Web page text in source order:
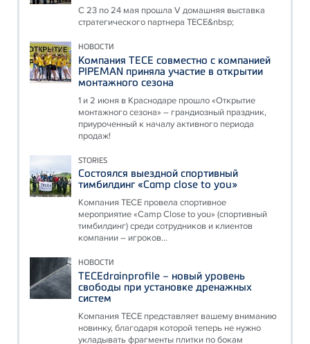
С 23 по 24 мая прошла V домашняя выставка
стратегического партнера ТЕСЕ&nbsp;
НОВОСТИ
Компания ТЕСЕ совместно с компанией
PIPEMAN приняла участие в открытии
монтажного сезона
1 и 2 июня в Краснодаре прошло «Открытие
монтажного сезона» – грандиозный праздник,
приуроченный к началу активного периода
продаж!
STORIES
Состоялся выездной спортивный
тимбилдинг «Camp close to you»
Компания ТЕСЕ провела спортивное
мероприятие «Camp Close to you» (спортивный
тимбилдинг) среди сотрудников и клиентов
компании – игроков...
НОВОСТИ
TECEdrainprofile – новый уровень
свободы при установке дренажных
систем
Компания ТЕСЕ представляет вашему вниманию
новинку, благодаря которой теперь не нужно
укладывать фрагменты плитки по бокам